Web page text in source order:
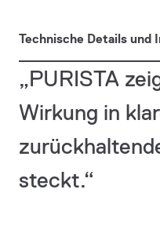
Technische Details und
Architekt Merkelbach
Baujahr 2019
Projektart Neubau
„PURISTA
Wirkung in
steckt.“